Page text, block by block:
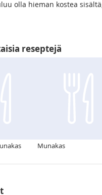
olla hieman kostea
reseptejä
Munakas